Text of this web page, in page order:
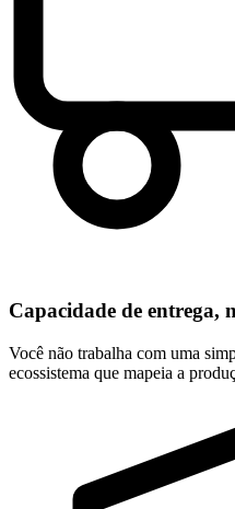
Capacidade de entrega,
Você não trabalha com uma
ecossistema que mapeia a